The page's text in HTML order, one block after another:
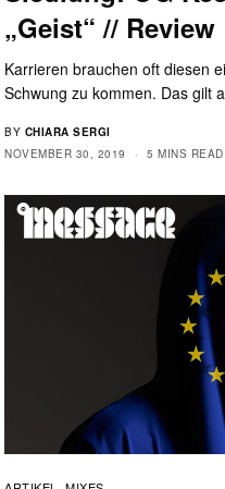
„Geist“ // Review
Karrieren brauchen oft diesen
Schwung zu kommen. Das gilt
BY CHIARA SERGI
NOVEMBER 30, 2019
5 MINS READ